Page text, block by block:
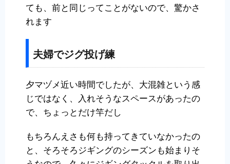
ても、前と同じってことがないので、驚かさ
れます
夫婦でジグ投げ練
夕マヅメ近い時間でしたが、大混雑という感
じではなく、入れそうなスペースがあったの
で、ちょっとだけ竿だし
もちろんえさも何も持ってきていなかったの
と、そろそろジギングのシーズンも始まりそ